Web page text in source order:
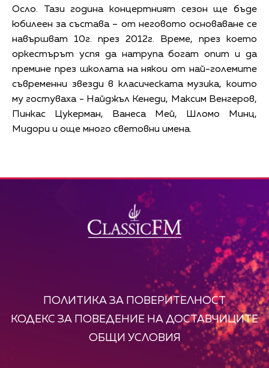
Осло. Тази година концертният сезон ще бъде
юбилеен за състава – от неговото основаване се
навършват 10г. през 2012г. Време, през което
оркестърът успя да натрупа богат опит и да
премине през школата на някои от най-големите
съвременни звезди в класическата музика, които
му гостуваха - Найджъл Кенеди, Максим Венгеров,
Пинкас Цукерман, Ванеса Мей, Шломо Минц,
Мидори и още много световни имена.
ПОЛИТИКА ЗА ПОВЕРИТЕЛНОСТ
КОДЕКС ЗА ПОВЕДЕНИЕ НА ДОСТАВЧИЦИТЕ
ОБЩИ УСЛОВИЯ